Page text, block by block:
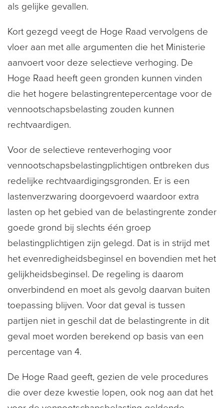
als gelijke gevallen.
Kort gezegd veegt de Hoge Raad vervolgens de
vloer aan met alle argumenten die het Ministerie
aanvoert voor deze selectieve verhoging. De
Hoge Raad heeft geen gronden kunnen vinden
die het hogere belastingrentepercentage voor de
vennootschapsbelasting zouden kunnen
rechtvaardigen.
Voor de selectieve renteverhoging voor
vennootschapsbelastingplichtigen ontbreken dus
redelijke rechtvaardigingsgronden. Er is een
lastenverzwaring doorgevoerd waardoor extra
lasten op het gebied van de belastingrente zonder
goede grond bij slechts één groep
belastingplichtigen zijn gelegd. Dat is in strijd met
het evenredigheidsbeginsel en bovendien met het
gelijkheidsbeginsel. De regeling is daarom
onverbindend en moet als gevolg daarvan buiten
toepassing blijven. Voor dat geval is tussen
partijen niet in geschil dat de belastingrente in dit
geval moet worden berekend op basis van een
percentage van 4.
De Hoge Raad geeft, gezien de vele procedures
die over deze kwestie lopen, ook nog aan dat het